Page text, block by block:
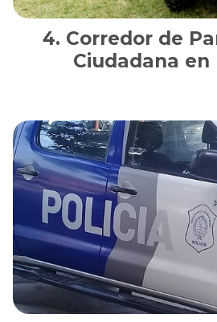
Corredor de
Ciudadana en